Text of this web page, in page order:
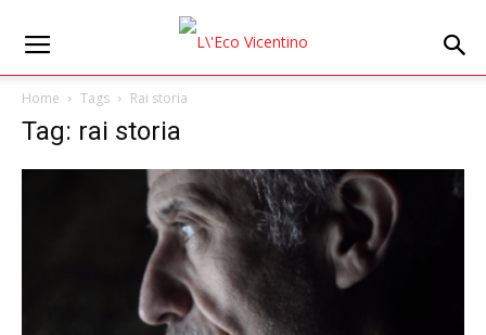
Home Tags Rai storia
Tag: rai storia